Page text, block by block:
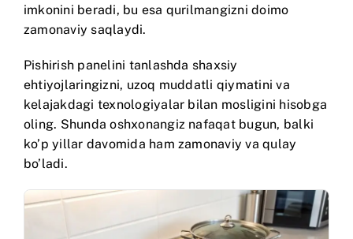
imkonini beradi, bu esa qurilmangizni doimo
zamonaviy saqlaydi.
Pishirish panelini tanlashda shaxsiy
ehtiyojlaringizni, uzoq muddatli qiymatini va
kelajakdagi texnologiyalar bilan mosligini hisobga
oling. Shunda oshxonangiz nafaqat bugun, balki
ko’p yillar davomida ham zamonaviy va qulay
bo’ladi.